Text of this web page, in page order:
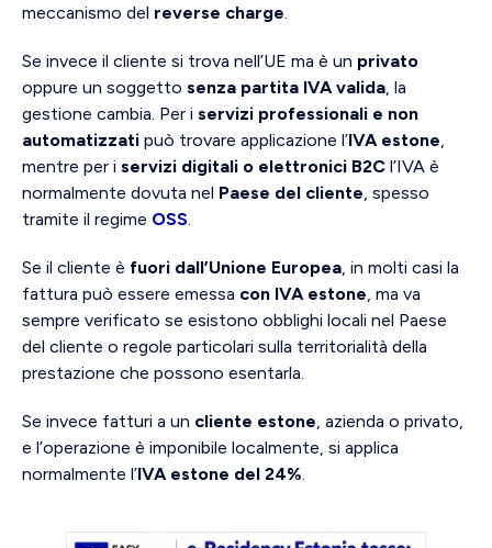
meccanismo del reverse charge
Se invece il cliente si trova nell’UE ma è un privato
oppure un soggetto senza partita IVA valida , la
gestione cambia. Per i servizi professionali e non
automatizzati può trovare applicazione l’IVA estone
mentre per i servizi digitali o elettronici B2C l’IVA è
normalmente dovuta nel Paese del cliente , spesso
tramite il regime OSS
Se il cliente è fuori dall’Unione Europea , in molti casi la
fattura può essere emessa con IVA estone , ma va
sempre verificato se esistono obblighi locali nel Paese
del cliente o regole particolari sulla territorialità della
prestazione che possono esentarla.
Se invece fatturi a un cliente estone , azienda o privato,
e l’operazione è imponibile localmente, si applica
normalmente l’IVA estone del 24%